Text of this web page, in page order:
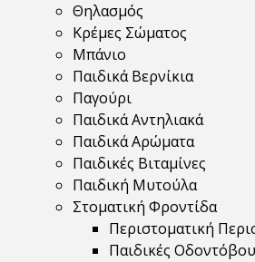
Θηλασμός
Κρέμες Σώματος
Μπάνιο
Παιδικά Βερνίκια
Παγούρι
Παιδικά Αντηλιακά
Παιδικά Αρώματα
Παιδικές Βιταμίνες
Παιδική Μυτούλα
Στοματική Φροντίδα
Περιστοματική
Παιδικές